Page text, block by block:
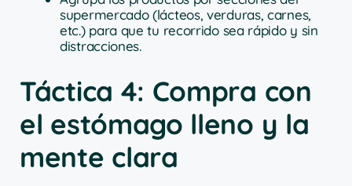
supermercado (lácteos, verduras, carnes,
etc.) para que tu recorrido sea rápido y sin
distracciones.
Táctica 4: Compra con
el estómago lleno y la
mente clara